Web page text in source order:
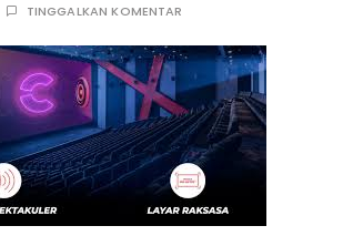
TINGGALKAN KOMENTAR